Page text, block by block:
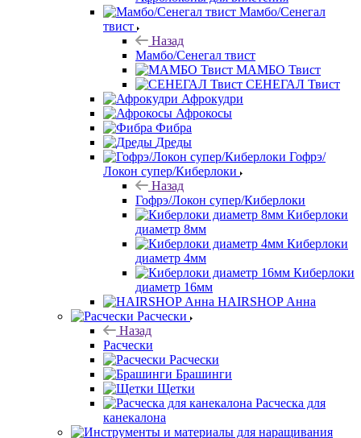
Мамбо/Сенегал
твист
Назад
Мамбо/Сенегал твист
МАМБО Твист
СЕНЕГАЛ Твист
Афрокудри
Афрокосы
Фибра
Дреды
Гофрэ/
Локон супер/Киберлоки
Назад
Гофрэ/Локон супер/Киберлоки
Киберлоки
диаметр 8мм
Киберлоки
диаметр 4мм
Киберлоки
диаметр 16мм
HAIRSHOP Анна
Расчески
Назад
Расчески
Расчески
Брашинги
Щетки
Расческа для
канекалона